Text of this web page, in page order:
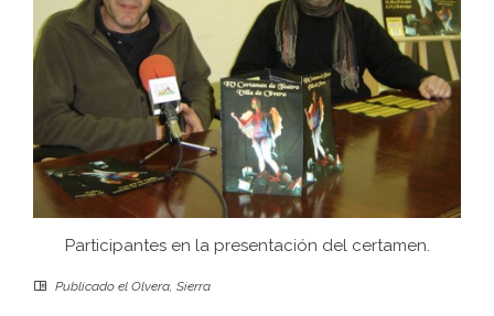
Participantes en la presentación del certamen.
Publicado el Olvera Sierra